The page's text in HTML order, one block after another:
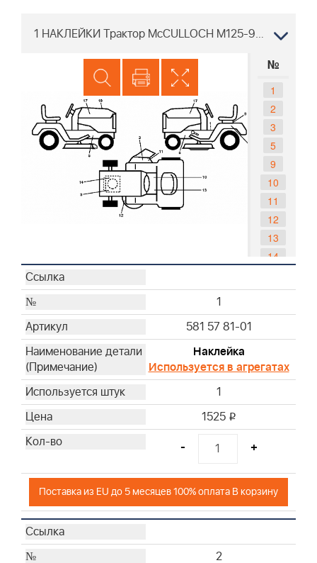
1 НАКЛЕЙКИ Трактор McCULLOCH M125-97T 96041035200 2013-06
№
1
2
3
5
9
10
11
12
13
14
18
19
- -
- -
1
581 57 81-01
Наклейка
Используется в агрегатах
1
1525 i
- +
Поставка из EU до 5 месяцев 100% оплата В корзину
2